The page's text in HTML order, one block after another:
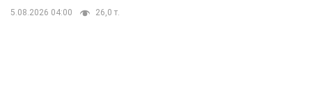
детьми
5.08.2026 04:00 26,0 т.